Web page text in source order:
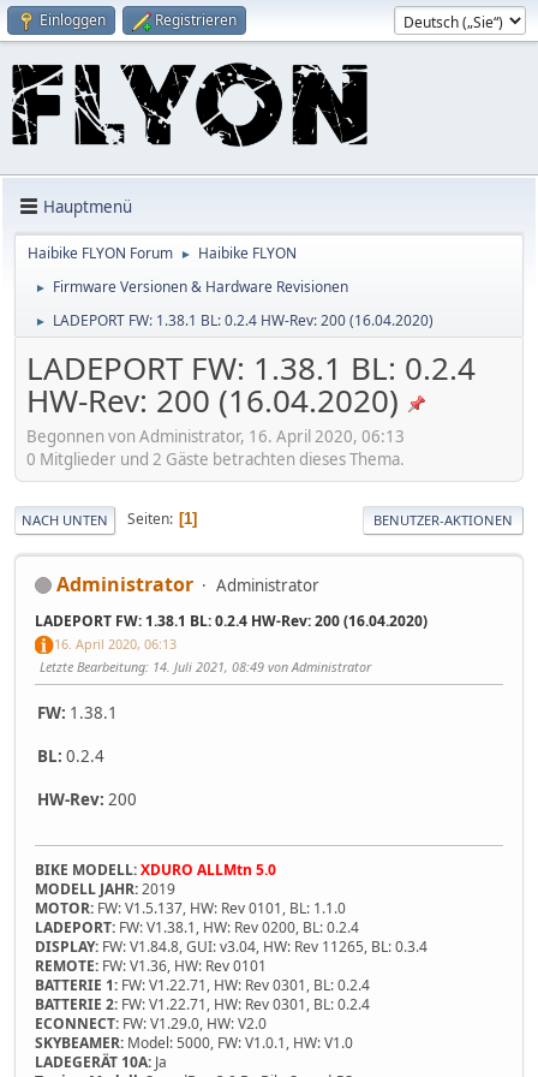
Einloggen Registrieren
Hauptmenü
Haibike FLYON Forum ► Haibike FLYON
► Firmware Versionen & Hardware Revisionen
► LADEPORT FW: 1.38.1 BL: 0.2.4 HW-Rev: 200 (16.04.2020)
LADEPORT FW: 1.38.1 BL: 0.2.4
HW-Rev: 200 (16.04.2020)
Begonnen von Administrator, 16. April 2020, 06:13
0 Mitglieder und 2 Gäste betrachten dieses Thema.
NACH UNTEN Seiten 1 BENUTZER-AKTIONEN
Administrator Administrator
LADEPORT FW: 1.38.1 BL: 0.2.4 HW-Rev: 200 (16.04.2020)
16. April 2020, 06:13
Letzte Bearbeitung: 14. Juli 2021, 08:49 von Administrator
FW: 1.38.1
BL: 0.2.4
HW-Rev: 200
BIKE MODELL:XDURO ALLMtn 5.0
MODELL JAHR:2019
MOTOR: FW: V1.5.137, HW: Rev 0101, BL: 1.1.0
LADEPORT: FW: V1.38.1, HW: Rev 0200, BL: 0.2.4
DISPLAY: FW: V1.84.8, GUI: v3.04, HW: Rev 11265, BL: 0.3.4
REMOTE: FW: V1.36, HW: Rev 0101
BATTERIE 1: FW: V1.22.71, HW: Rev 0301, BL: 0.2.4
BATTERIE 2: FW: V1.22.71, HW: Rev 0301, BL: 0.2.4
ECONNECT: FW: V1.29.0, HW: V2.0
SKYBEAMER: Model: 5000, FW: V1.0.1, HW: V1.0
LADEGERÄT 10A: Ja